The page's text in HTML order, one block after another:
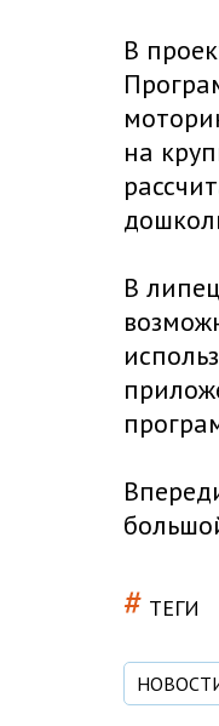
В
на
В
# ТЕГИ